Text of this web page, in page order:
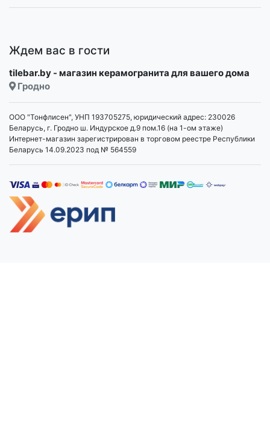
Ждем вас в гости
tilebar.by - магазин керамогранита для вашего дома
Гродно
ООО "Тонфлисен", УНП 193705275, юридический адрес: 230026
Беларусь, г. Гродно ш. Индурское д.9 пом.16 (на 1-ом этаже)
Интернет-магазин зарегистрирован в торговом реестре Республики
Беларусь 14.09.2023 под № 564559